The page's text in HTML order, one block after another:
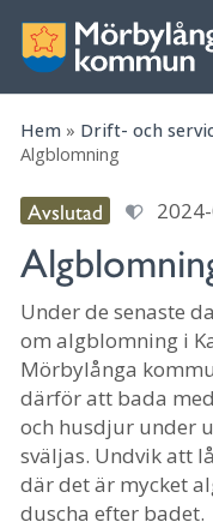
Hem » Drift- och
Algblomning
Avslutad
Under de senaste
om algblomning i
Mörbylånga
därför att bada
och husdjur under
sväljas. Undvik att
där det är mycket
duscha efter badet.